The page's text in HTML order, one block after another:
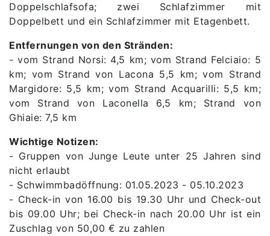
Doppelschlafsofa; zwei Schlafzimmer mit
Doppelbett und ein Schlafzimmer mit Etagenbett.
Entfernungen von den Stränden:
- vom Strand Norsi: 4,5 km; vom Strand Felciaio: 5
km; vom Strand von Lacona 5,5 km; vom Strand
Margidore: 5,5 km; vom Strand Acquarilli: 5,5 km;
vom Strand von Laconella 6,5 ​​​​km; Strand von
Ghiaie: 7,5 km
Wichtige Notizen:
- Gruppen von Junge Leute unter 25 Jahren sind
nicht erlaubt
- Schwimmbadöffnung: 01.05.2023 - 05.10.2023
- Check-in von 16.00 bis 19.30 Uhr und Check-out
bis 09.00 Uhr; bei Check-in nach 20.00 Uhr ist ein
Zuschlag von 50,00 € zu zahlen